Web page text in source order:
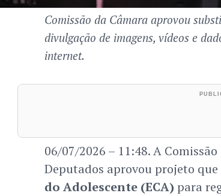
Comissão da Câmara aprovou
divulgação de imagens, vídeos e
internet.
06/07/2026 – 11:48. A
Deputados aprovou projeto
do Adolescente (ECA) para